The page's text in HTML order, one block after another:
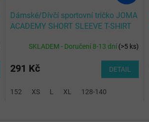
Dámské/Dívčí sportovní tričko JOMA
ACADEMY SHORT SLEEVE T-SHIRT
SKLADEM - Doručení 8-13 dní(>5 ks)
291 Kč DETAIL
152 XS L XL 128-140